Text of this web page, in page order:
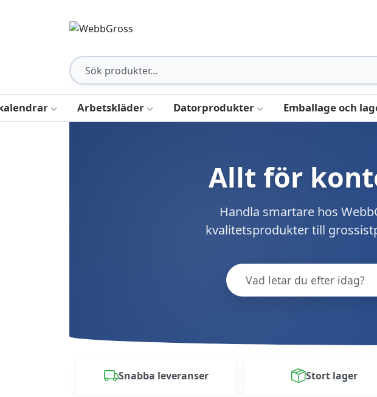
Arbetskläder Datorprodukter Emballage och
Allt för
Handla smartare hos
kvalitetsprodukter till
Snabba leveranser Stort lager